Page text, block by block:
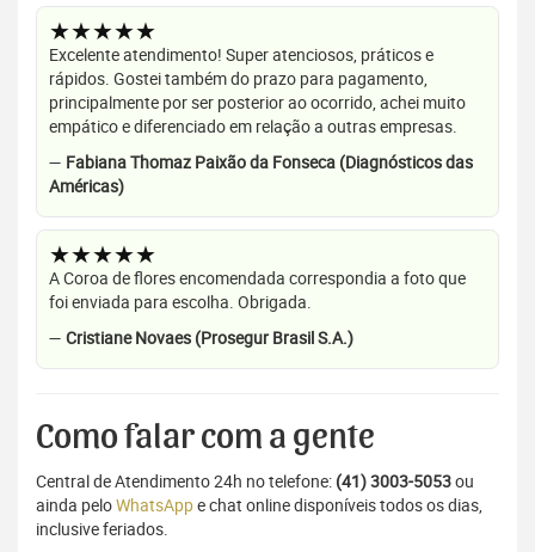
★★★★★
Excelente atendimento! Super atenciosos, práticos e
rápidos. Gostei também do prazo para pagamento,
principalmente por ser posterior ao ocorrido, achei muito
empático e diferenciado em relação a outras empresas.
— Fabiana Thomaz Paixão da Fonseca (Diagnósticos das
Américas)
★★★★★
A Coroa de flores encomendada correspondia a foto que
foi enviada para escolha. Obrigada.
— Cristiane Novaes (Prosegur Brasil S.A.)
Como falar com a gente
Central de Atendimento 24h no telefone: (41) 3003-5053ou
ainda peloWhatsAppe chat online disponíveis todos os dias,
inclusive feriados.